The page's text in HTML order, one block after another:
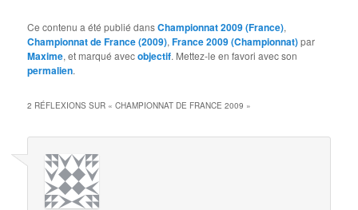
Ce contenu a été publié dansChampionnat 2009 (France),
Championnat de France (2009),France 2009 (Championnat)par
Maxime, et marqué avecobjectif. Mettez-le en favori avec son
permalien.
2 RÉFLEXIONS SUR «CHAMPIONNAT DE FRANCE 2009 »